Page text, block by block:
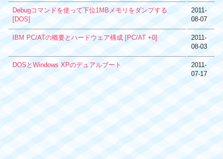
Debugコマンドを使って下位1MBメモリをダンプする
[DOS]
2011-
08-07
IBM PC/ATの概要とハードウェア構成 [PC/AT +0]
2011-
08-03
DOSとWindows XPのデュアルブート
2011-
07-17